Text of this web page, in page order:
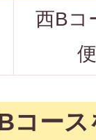
西Bコ
コー